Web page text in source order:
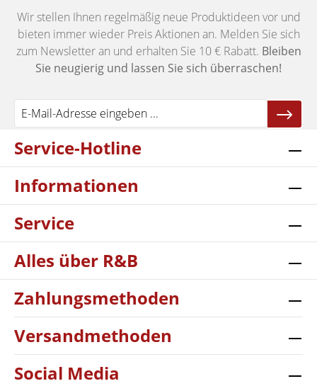
Wir stellen Ihnen regelmäßig neue Produktideen vor und
bieten immer wieder Preis Aktionen an. Melden Sie sich
zum Newsletter an und erhalten Sie 10 € Rabatt. Bleiben
Sie neugierig und lassen Sie sich überraschen!
Service-Hotline
Informationen
Service
Alles über R&B
Zahlungsmethoden
Versandmethoden
Social Media